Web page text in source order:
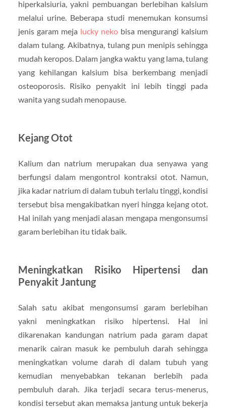
hiperkalsiuria, yakni pembuangan berlebihan kalsium
melalui urine. Beberapa studi menemukan konsumsi
jenis garam meja lucky neko bisa mengurangi kalsium
dalam tulang. Akibatnya, tulang pun menipis sehingga
mudah keropos. Dalam jangka waktu yang lama, tulang
yang kehilangan kalsium bisa berkembang menjadi
osteoporosis. Risiko penyakit ini lebih tinggi pada
wanita yang sudah menopause.
Kejang Otot
Kalium dan natrium merupakan dua senyawa yang
berfungsi dalam mengontrol kontraksi otot. Namun,
jika kadar natrium di dalam tubuh terlalu tinggi, kondisi
tersebut bisa mengakibatkan nyeri hingga kejang otot.
Hal inilah yang menjadi alasan mengapa mengonsumsi
garam berlebihan itu tidak baik.
Meningkatkan Risiko Hipertensi dan
Penyakit Jantung
Salah satu akibat mengonsumsi garam berlebihan
yakni meningkatkan risiko hipertensi. Hal ini
dikarenakan kandungan natrium pada garam dapat
menarik cairan masuk ke pembuluh darah sehingga
meningkatkan volume darah di dalam tubuh yang
kemudian menyebabkan tekanan berlebih pada
pembuluh darah. Jika terjadi secara terus-menerus,
kondisi tersebut akan memaksa jantung untuk bekerja